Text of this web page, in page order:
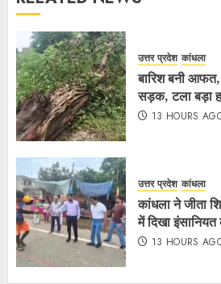
उत्तर प्रदेश कांधला
बारिश बनी
सड़क, टला बड़ा
13 HOURS
उत्तर प्रदेश कांधला
कांधला ने जीता
में दिखा
13 HOURS